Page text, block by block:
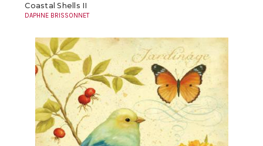
Coastal Shells II
DAPHNE BRISSONNET